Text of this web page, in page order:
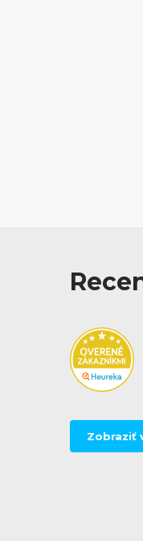
Zobraziť